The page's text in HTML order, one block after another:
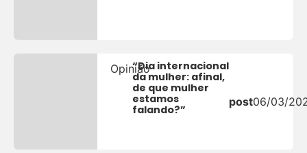
Opinião“Dia internacional
da mulher: afinal,
de que mulher
estamos
falando?”
post06/03/